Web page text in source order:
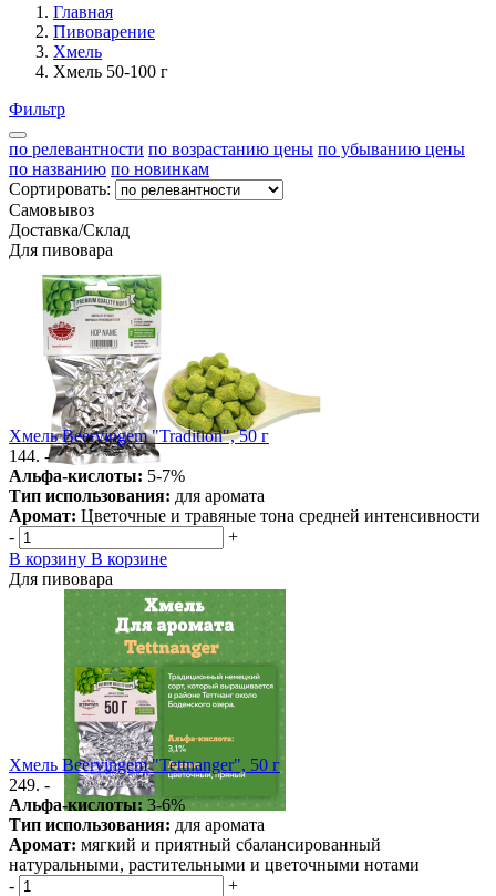
Главная
Пивоварение
Хмель
Хмель 50-100 г
Фильтр
по релевантности по возрастанию цены по убыванию цены
по названию по новинкам
Сортировать:
Самовывоз
Доставка/Склад
Для пивовара
Хмель Beervingem "Tradition", 50 г
144. -
Альфа-кислоты: 5-7%
Тип использования: для аромата
Аромат: Цветочные и травяные тона средней интенсивности
-
+
В корзину В корзине
Для пивовара
Хмель Beervingem "Tettnanger", 50 г
249. -
Альфа-кислоты: 3-6%
Тип использования: для аромата
Аромат: мягкий и приятный сбалансированный
натуральными, растительными и цветочными нотами
-
+